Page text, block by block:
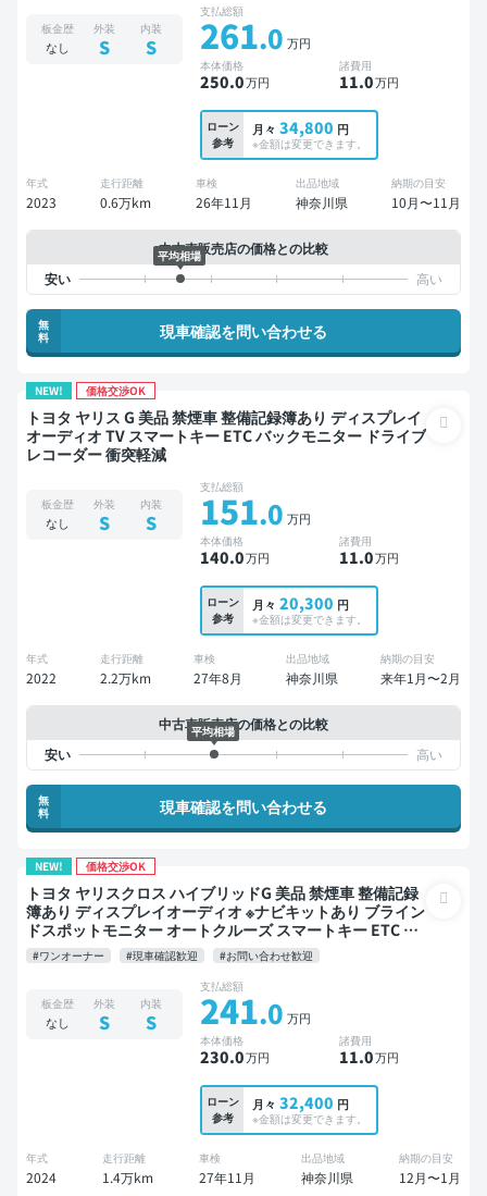
板金歴
なし
外装
S
内装
S
支払総額
261.0 万円
本体価格
250.0万円
諸費用
11.0万円
ローン
参考
月々 34,800 円
※金額は変更できます。
年式
2023
走行距離
0.6万km
車検
26年11月
出品地域
神奈川県
納期の目安
10月〜11月
中古車販売店の価格との比較
平均相場
無
料
現車確認を問い合わせる
NEW! 価格交渉OK
トヨタ ヤリス G 美品 禁煙車 整備記録簿あり ディスプレイ
オーディオ TV スマートキー ETC バックモニター ドライブ
レコーダー 衝突軽減
板金歴
なし
外装
S
内装
S
支払総額
151.0 万円
本体価格
140.0万円
諸費用
11.0万円
ローン
参考
月々 20,300 円
※金額は変更できます。
年式
2022
走行距離
2.2万km
車検
27年8月
出品地域
神奈川県
納期の目安
来年1月〜2月
中古車販売店の価格との比較
平均相場
無
料
現車確認を問い合わせる
NEW! 価格交渉OK
トヨタ ヤリスクロス ハイブリッドG 美品 禁煙車 整備記録
簿あり ディスプレイオーディオ ※ナビキットあり ブライン
ドスポットモニター オートクルーズ スマートキー ETC バ
ックモニター 全方位カメラ 衝突軽減
#ワンオーナー #現車確認歓迎 #お問い合わせ歓迎
板金歴
なし
外装
S
内装
S
支払総額
241.0 万円
本体価格
230.0万円
諸費用
11.0万円
ローン
参考
月々 32,400 円
※金額は変更できます。
年式
2024
走行距離
1.4万km
車検
27年11月
出品地域
神奈川県
納期の目安
12月〜1月